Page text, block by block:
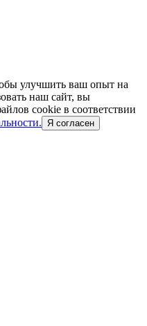
улучшить ваш опыт на
наш сайт, вы
cookie в соответствии
Я согласен